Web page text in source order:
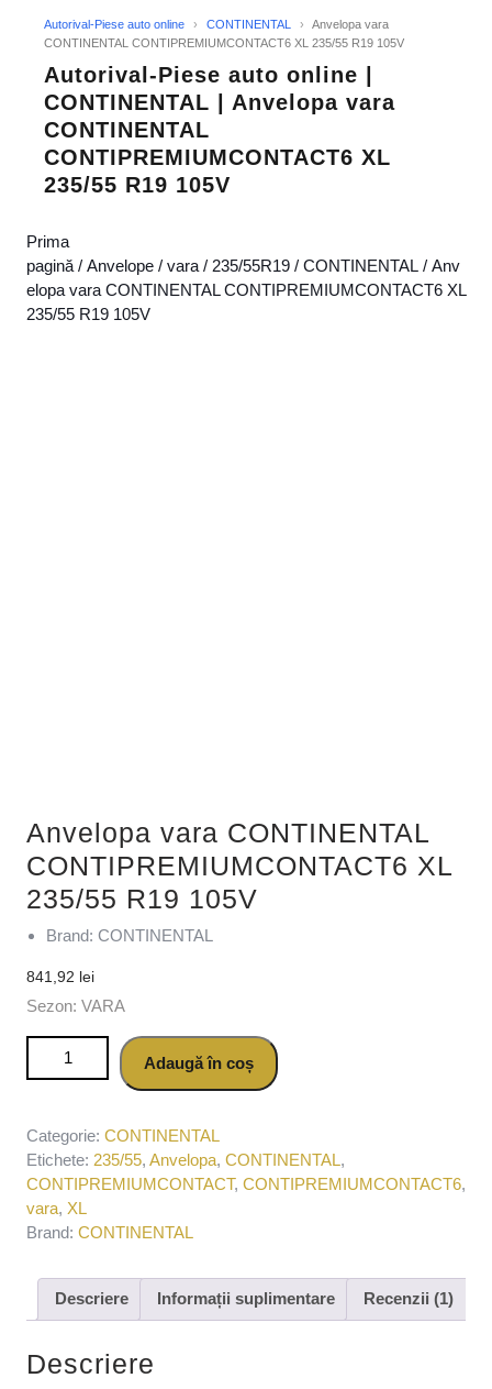
Autorival-Piese auto online › CONTINENTAL ›
Anvelopa vara
CONTINENTAL CONTIPREMIUMCONTACT6 XL 235/55 R19 105V
Autorival-Piese auto online |
CONTINENTAL | Anvelopa vara
CONTINENTAL
CONTIPREMIUMCONTACT6 XL
235/55 R19 105V
Prima
pagină / Anvelope / vara / 235/55R19 / CONTINENTAL / Anv
elopa vara CONTINENTAL CONTIPREMIUMCONTACT6 XL
235/55 R19 105V
Anvelopa vara CONTINENTAL
CONTIPREMIUMCONTACT6 XL
235/55 R19 105V
Brand: CONTINENTAL
841,92 lei
Sezon: VARA
Cantitate Anvelopa vara CONTINENTAL
CONTIPREMIUMCONTACT6 XL 235/55 R19 105V
Adaugă în coș
Categorie: CONTINENTAL
Etichete: 235/55, Anvelopa, CONTINENTAL,
CONTIPREMIUMCONTACT, CONTIPREMIUMCONTACT6,
vara, XL
Brand: CONTINENTAL
Descriere Informații suplimentare Recenzii (1)
Descriere